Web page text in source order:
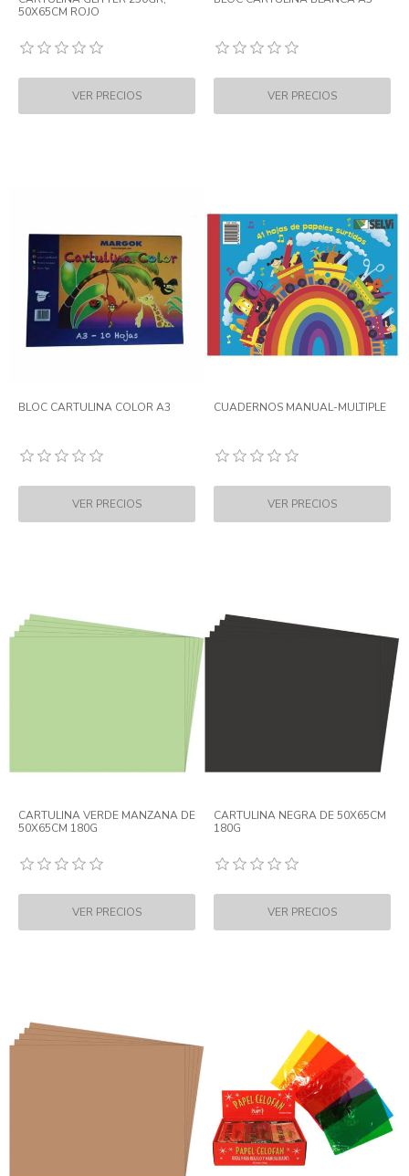
50X65CM ROJO
BLOC CARTULINA COLOR A3 CUADERNOS MANUAL-MULTIPLE
CARTULINA VERDE MANZANA DE
50X65CM 180G
CARTULINA NEGRA DE 50X65CM
180G